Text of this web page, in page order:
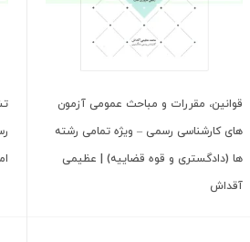
قوانین، مقررات و مباحث عمومی آزمون
های کارشناسی رسمی – ویژه تمامی رشته
ها (دادگستری و قوه قضاییه) | عظیمی
آقداش